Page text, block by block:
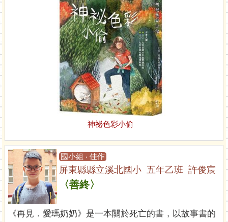
神祕色彩小偷
國小組 ‧ 佳作
屏東縣縣立溪北國小 五年乙班 許俊宸
〈善終〉
《再見．愛瑪奶奶》是一本關於死亡的書，以故事書的